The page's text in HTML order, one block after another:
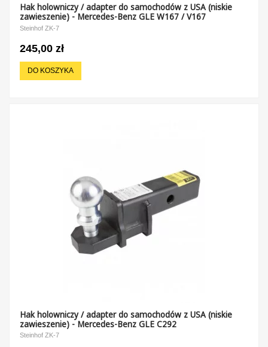
Hak holowniczy / adapter do samochodów z USA (niskie
zawieszenie) - Mercedes-Benz GLE W167 / V167
Steinhof ZK-7
245,00 zł
DO KOSZYKA
Hak holowniczy / adapter do samochodów z USA (niskie
zawieszenie) - Mercedes-Benz GLE C292
Steinhof ZK-7